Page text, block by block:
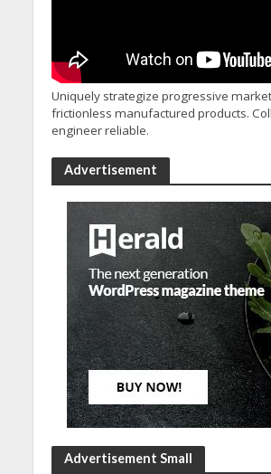
Uniquely strategize progressive
frictionless manufactured products.
engineer reliable.
Advertisement
Advertisement Small